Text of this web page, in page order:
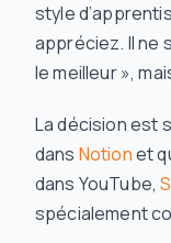
style
appréciez. Il ne
le meilleur »,
La décision est
dans Notionet
dans YouTube,
spécialement